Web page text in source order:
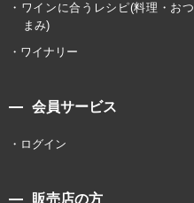
ワインに合うレシピ(料理・おつ
まみ)
ワイナリー
会員サービス
ログイン
販売店の方